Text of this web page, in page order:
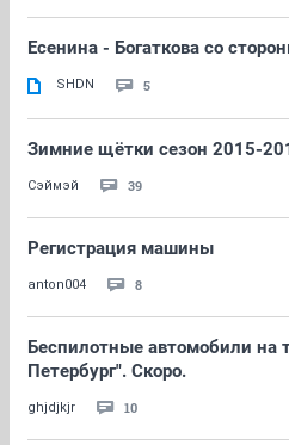
Есенина - Богаткова со
SHDN 5
Зимние щётки сезон 2015-
Сэймэй 39
Регистрация машины
anton004 8
Беспилотные автомобили на
Петербург". Скоро.
ghjdjkjr 10